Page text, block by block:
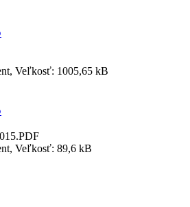
Veľkosť: 1005,65 kB
Veľkosť: 89,6 kB